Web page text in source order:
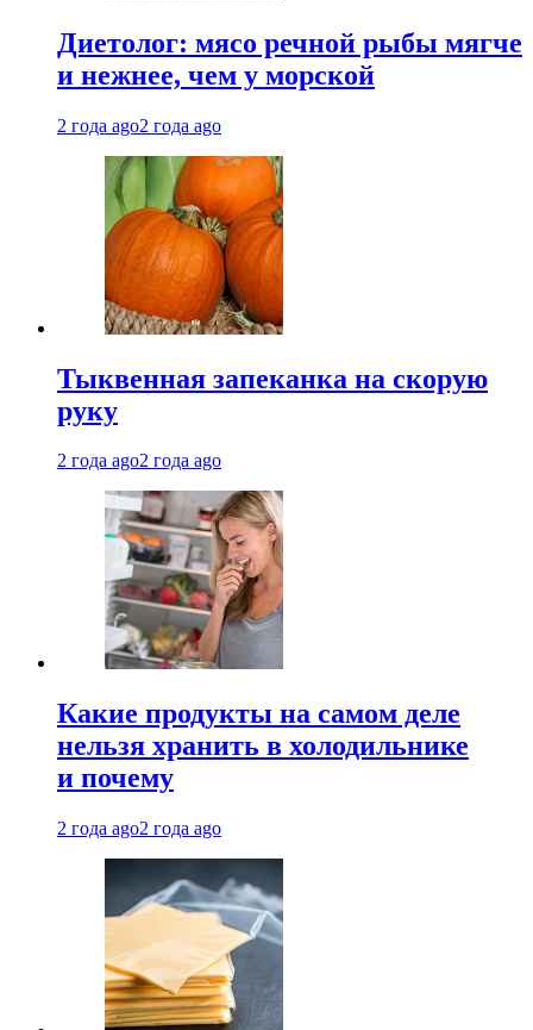
Диетолог: мясо речной рыбы мягче
и нежнее, чем у морской
2 года ago2 года ago
Тыквенная запеканка на скорую
руку
2 года ago2 года ago
Какие продукты на самом деле
нельзя хранить в холодильнике
и почему
2 года ago2 года ago